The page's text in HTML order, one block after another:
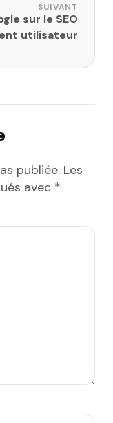
SUIVANT
sur le SEO
utilisateur
publiée. Les
avec *